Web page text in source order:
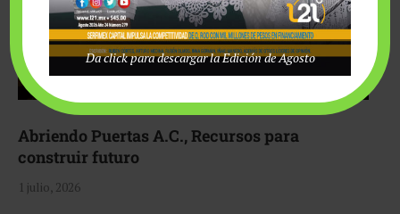
Abriendo Puertas A.C., Recursos para
construir futuro
1 julio, 2026
Da click para descargar la Edición de Agosto